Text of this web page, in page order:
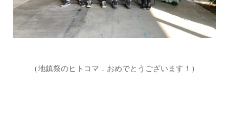
（地鎮祭のヒトコマ．おめでとうございます！）